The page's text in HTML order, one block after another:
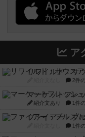
ア
リワイルド：サ
2件
マーケットフレ
紹介文あり 1件
ファイアー・ブ
1件